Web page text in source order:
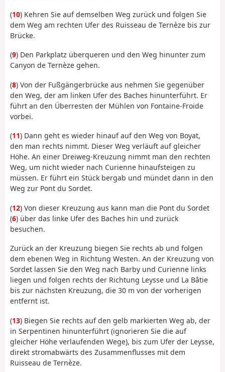
(10) Kehren Sie auf demselben Weg zurück und folgen Sie
dem Weg am rechten Ufer des Ruisseau de Ternèze bis zur
Brücke.
(9) Den Parkplatz überqueren und den Weg hinunter zum
Canyon de Ternèze gehen.
(8) Von der Fußgängerbrücke aus nehmen Sie gegenüber
den Weg, der am linken Ufer des Baches hinunterführt. Er
führt an den Überresten der Mühlen von Fontaine-Froide
vorbei.
(11) Dann geht es wieder hinauf auf den Weg von Boyat,
den man rechts nimmt. Dieser Weg verläuft auf gleicher
Höhe. An einer Dreiweg-Kreuzung nimmt man den rechten
Weg, um nicht wieder nach Curienne hinaufsteigen zu
müssen. Er führt ein Stück bergab und mündet dann in den
Weg zur Pont du Sordet.
(12) Von dieser Kreuzung aus kann man die Pont du Sordet
(6) über das linke Ufer des Baches hin und zurück
besuchen.
Zurück an der Kreuzung biegen Sie rechts ab und folgen
dem ebenen Weg in Richtung Westen. An der Kreuzung von
Sordet lassen Sie den Weg nach Barby und Curienne links
liegen und folgen rechts der Richtung Leysse und La Bâtie
bis zur nächsten Kreuzung, die 30 m von der vorherigen
entfernt ist.
(13) Biegen Sie rechts auf den gelb markierten Weg ab, der
in Serpentinen hinunterführt (ignorieren Sie die auf
gleicher Höhe verlaufenden Wege), bis zum Ufer der Leysse,
direkt stromabwärts des Zusammenflusses mit dem
Ruisseau de Ternèze.